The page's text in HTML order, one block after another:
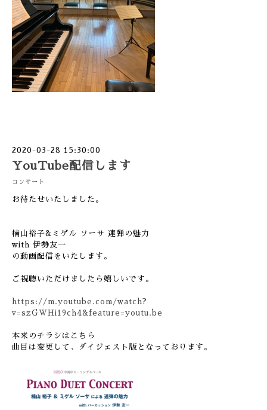
2020-03-28 15:30:00
YouTube配信します
コンサート
お待たせいたしました。
楠山裕子&ミゲル ソーサ 連弾の魅力
with 伊勢友一
の動画配信をいたします。
ご視聴いただけましたら嬉しいです。
https://m.youtube.com/watch?
v=szGWHi19ch4&feature=youtu.be
本来のチラシはこちら
曲目は変更して、ダイジェスト版となっております。